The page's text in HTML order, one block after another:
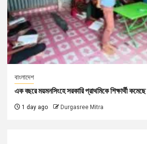
বাংলাদেশ
এক বছরে ময়মনসিংহে সরকারি প্রাথমিকে শিক্ষার্থী কমেছে
1 day ago Durgasree Mitra